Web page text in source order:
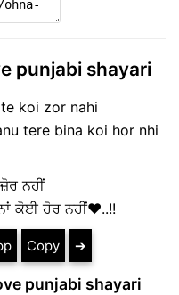
punjabi shayari
koi zor nahi
tere bina koi hor nhi
ਨਹੀਂ
ਕੋਈ ਹੋਰ ਨਹੀਂ❤️..!!
Copy ➔
punjabi shayari